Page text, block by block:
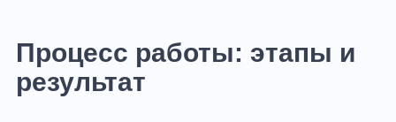
Процесс работы: этапы и
результат